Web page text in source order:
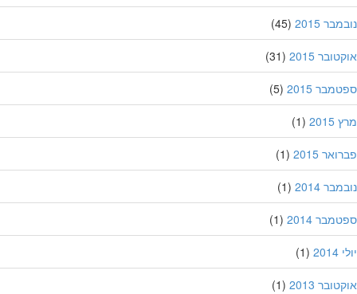
2015
(45)
2015
(31)
2015
(5)
(1)
2015
(1)
2014
(1)
2014
(1)
(1)
2013
(1)